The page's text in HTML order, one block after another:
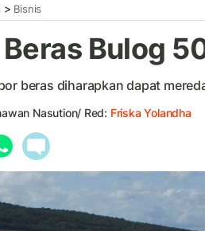
> Bisnis
Bulog
beras diharapkan dapat
Nasution/ Red: Friska Yolandha